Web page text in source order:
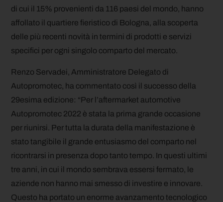
di cui il 15% provenienti da 116 paesi del mondo, hanno
affollato il quartiere fieristico di Bologna, alla scoperta
delle più recenti novità in termini di prodotti e servizi
specifici per ogni singolo comparto del mercato.
Renzo Servadei, Amministratore Delegato di
Autopromotec, ha commentato così il successo della
29esima edizione: “Per l’aftermarket automotive
Autopromotec 2022 è stata la prima grande occasione
per riunirsi. Per tutta la durata della manifestazione è
stato tangibile il grande entusiasmo del comparto nel
ricontrarsi in presenza dopo tanto tempo. In questi ultimi
tre anni, in cui il mondo sembrava essersi fermato, le
aziende non hanno mai smesso di investire e innovare.
Questo ha portato un enorme avanzamento tecnologico